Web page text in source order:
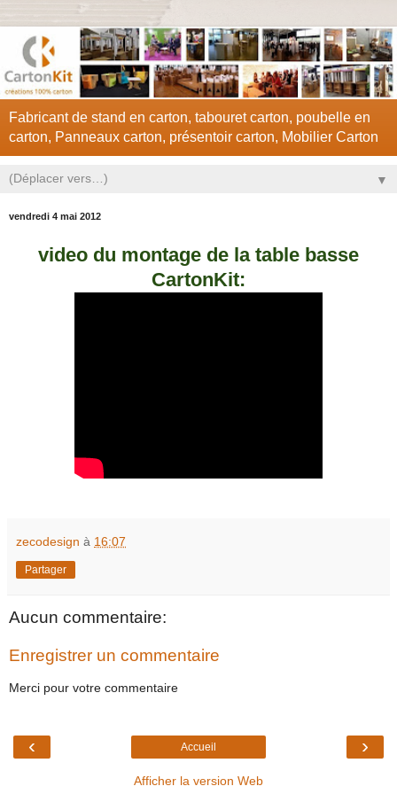
Fabricant de stand en carton, tabouret carton, poubelle en
carton, Panneaux carton, présentoir carton, Mobilier Carton
▼
vendredi 4 mai 2012
video du montage de la table basse
CartonKit:
zecodesign à 16:07
Partager
Aucun commentaire:
Enregistrer un commentaire
Merci pour votre commentaire
‹ ›
Accueil
Afficher la version Web